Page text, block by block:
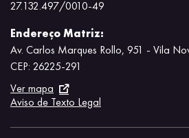
27.132.497/0010-49
Endereço Matriz:
Av. Carlos Marques Rollo, 951 - Vila
CEP: 26225-291
Ver mapa
Aviso de Texto Legal